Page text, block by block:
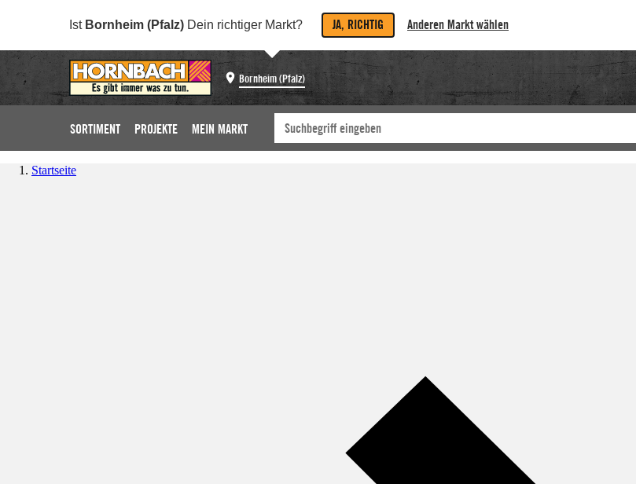
Ist Bornheim (Pfalz) Dein richtiger Markt? JA, RICHTIG Anderen Markt wählen
Bornheim (Pfalz)
SORTIMENT PROJEKTE MEIN MARKT
Startseite